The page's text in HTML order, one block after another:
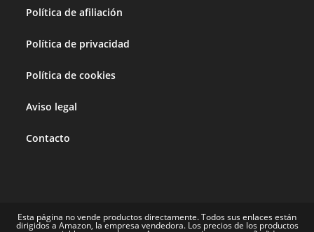
Política de afiliación
Política de privacidad
Política de cookies
Aviso legal
Contacto
Esta página no vende productos directamente. Todos sus enlaces están
dirigidos a Amazon, la empresa vendedora. Los precios de los productos